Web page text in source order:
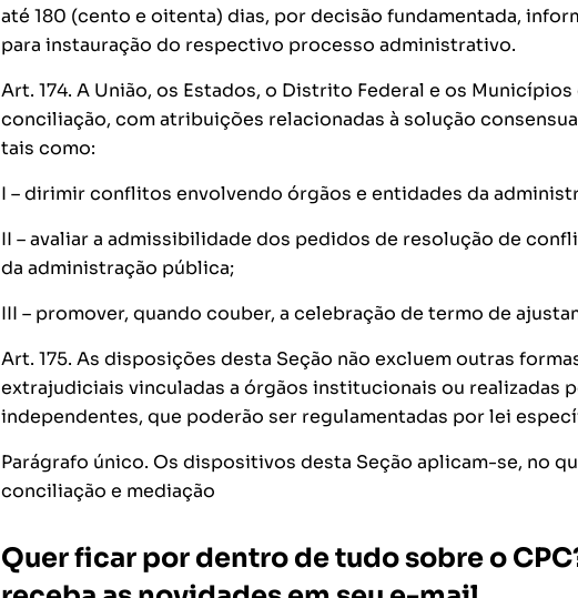
até 180 (cento e oitenta) dias, por decisão fundamentada,
para instauração do respectivo processo administrativo.
Art. 174. A União, os Estados, o Distrito Federal e os
conciliação, com atribuições relacionadas à solução
tais como:
I – dirimir conflitos envolvendo órgãos e entidades da
II – avaliar a admissibilidade dos pedidos de resolução de
da administração pública;
III – promover, quando couber, a celebração de termo de
Art. 175. As disposições desta Seção não excluem outras
extrajudiciais vinculadas a órgãos institucionais ou realizadas
independentes, que poderão ser regulamentadas por lei
Parágrafo único. Os dispositivos desta Seção aplicam-se, no
conciliação e mediação
Quer ficar por dentro de tudo sobre o